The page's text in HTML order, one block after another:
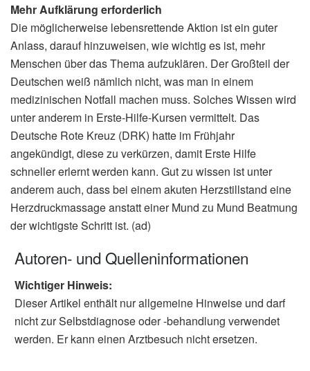
Mehr Aufklärung erforderlich
Die möglicherweise lebensrettende Aktion ist ein guter
Anlass, darauf hinzuweisen, wie wichtig es ist, mehr
Menschen über das Thema aufzuklären. Der Großteil der
Deutschen weiß nämlich nicht, was man in einem
medizinischen Notfall machen muss. Solches Wissen wird
unter anderem in Erste-Hilfe-Kursen vermittelt. Das
Deutsche Rote Kreuz (DRK) hatte im Frühjahr
angekündigt, diese zu verkürzen, damit Erste Hilfe
schneller erlernt werden kann. Gut zu wissen ist unter
anderem auch, dass bei einem akuten Herzstillstand eine
Herzdruckmassage anstatt einer Mund zu Mund Beatmung
der wichtigste Schritt ist. (ad)
Autoren- und Quelleninformationen
Wichtiger Hinweis:
Dieser Artikel enthält nur allgemeine Hinweise und darf
nicht zur Selbstdiagnose oder -behandlung verwendet
werden. Er kann einen Arztbesuch nicht ersetzen.